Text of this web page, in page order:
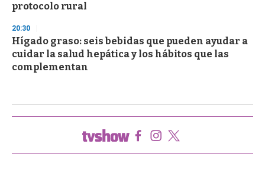
protocolo rural
20:30
Hígado graso: seis bebidas que pueden ayudar a
cuidar la salud hepática y los hábitos que las
complementan